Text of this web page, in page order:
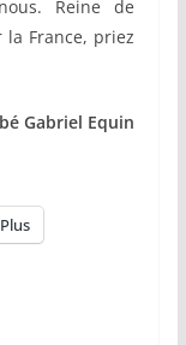
Reine de
France, priez
Gabriel Equin
Plus